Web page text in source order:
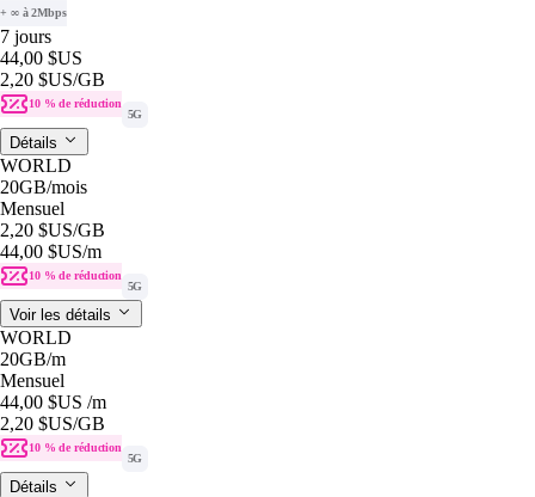
+ ∞ à 2Mbps
7 jours
44,00 $US
2,20 $US/GB
10 % de réduction
5G
Détails
WORLD
20GB/mois
Mensuel
2,20 $US/GB
44,00 $US/m
10 % de réduction
5G
Voir les détails
WORLD
20GB/m
Mensuel
44,00 $US /m
2,20 $US/GB
10 % de réduction
5G
Détails